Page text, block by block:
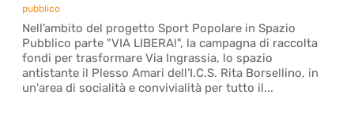
pubblico
Nell’ambito del progetto Sport Popolare in Spazio
Pubblico parte "VIA LIBERA!", la campagna di raccolta
fondi per trasformare Via Ingrassia, lo spazio
antistante il Plesso Amari dell’I.C.S. Rita Borsellino, in
un'area di socialità e convivialità per tutto il...